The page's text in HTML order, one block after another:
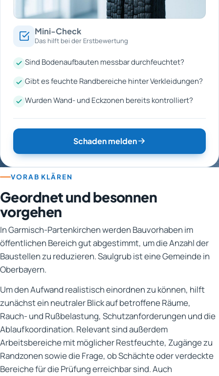
Mini-Check
Das hilft bei der Erstbewertung
Sind Bodenaufbauten messbar durchfeuchtet?
Gibt es feuchte Randbereiche hinter Verkleidungen?
Wurden Wand- und Eckzonen bereits kontrolliert?
Schaden melden
VORAB KLÄREN
Geordnet und besonnen
vorgehen
In Garmisch-Partenkirchen werden Bauvorhaben im
öffentlichen Bereich gut abgestimmt, um die Anzahl der
Baustellen zu reduzieren. Saulgrub ist eine Gemeinde in
Oberbayern.
Um den Aufwand realistisch einordnen zu können, hilft
zunächst ein neutraler Blick auf betroffene Räume,
Rauch- und Rußbelastung, Schutzanforderungen und die
Ablaufkoordination. Relevant sind außerdem
Arbeitsbereiche mit möglicher Restfeuchte, Zugänge zu
Randzonen sowie die Frage, ob Schächte oder verdeckte
Bereiche für die Prüfung erreichbar sind. Auch